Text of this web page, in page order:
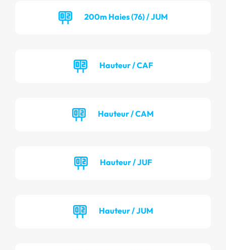
200m Haies (76) / JUM
Hauteur / CAF
Hauteur / CAM
Hauteur / JUF
Hauteur / JUM